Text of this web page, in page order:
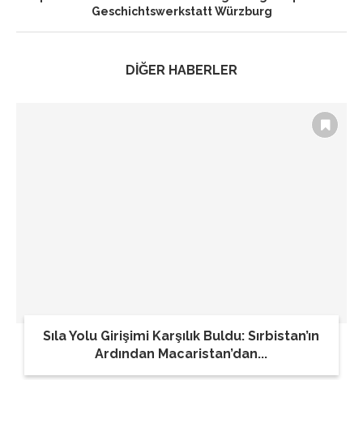
Geschichtswerkstatt Würzburg
DİĞER HABERLER
Sıla Yolu Girişimi Karşılık Buldu: Sırbistan’ın
Ardından Macaristan’dan...